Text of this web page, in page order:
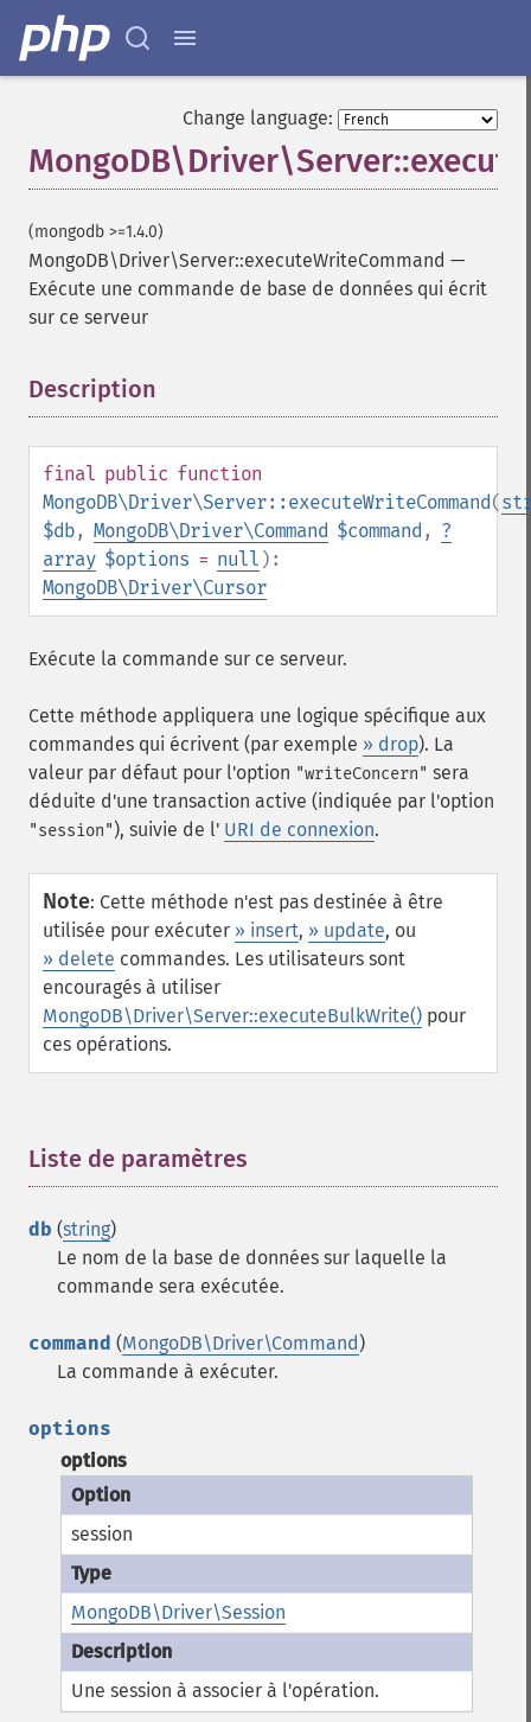
Change language:
(mongodb >=1.4.0)
MongoDB\Driver\Server::executeWriteCommand —
Exécute une commande de base de données qui écrit
sur ce serveur
Description
final public function
MongoDB\Driver\Server::executeWriteCommand(
$db, MongoDB\Driver\Command $command , ?
array $options = null ):
MongoDB\Driver\Cursor
Exécute la commande sur ce serveur.
Cette méthode appliquera une logique spécifique aux
commandes qui écrivent (par exemple » drop). La
valeur par défaut pour l'option "writeConcern" sera
déduite d'une transaction active (indiquée par l'option
"session"), suivie de l' URI de connexion.
Note: Cette méthode n'est pas destinée à être
utilisée pour exécuter » insert, » update, ou
» delete commandes. Les utilisateurs sont
encouragés à utiliser
MongoDB\Driver\Server::executeBulkWrite() pour
ces opérations.
Liste de paramètres
db (string)
Le nom de la base de données sur laquelle la
commande sera exécutée.
command (MongoDB\Driver\Command)
La commande à exécuter.
options
options
session
MongoDB\Driver\Session
Une session à associer à l'opération.